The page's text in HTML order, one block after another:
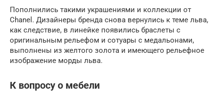
Пополнились такими украшениями и коллекции от
Chanel. Дизайнеры бренда снова вернулись к теме льва,
как следствие, в линейке появились браслеты с
оригинальным рельефом и сотуары с медальонами,
выполнены из желтого золота и имеющего рельефное
изображение морды льва.
К вопросу о мебели